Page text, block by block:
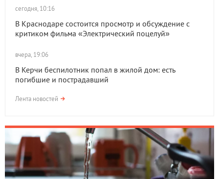
сегодня, 10:16
В Краснодаре состоится просмотр и обсуждение с
критиком фильма «Электрический поцелуй»
вчера, 19:06
В Керчи беспилотник попал в жилой дом: есть
погибшие и пострадавший
Лента новостей